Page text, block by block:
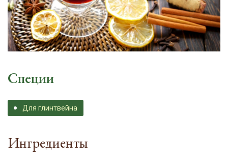
Специи
Для глинтвейна
Ингредиенты